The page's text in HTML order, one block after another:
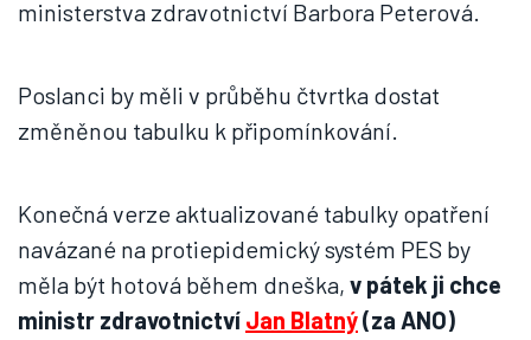
ministerstva zdravotnictví Barbora Peterová.
Poslanci by měli v průběhu čtvrtka dostat
změněnou tabulku k připomínkování.
Konečná verze aktualizované tabulky opatření
navázané na protiepidemický systém PES by
měla být hotová během dneška, v pátek ji chce
ministr zdravotnictví Jan Blatný(za ANO)